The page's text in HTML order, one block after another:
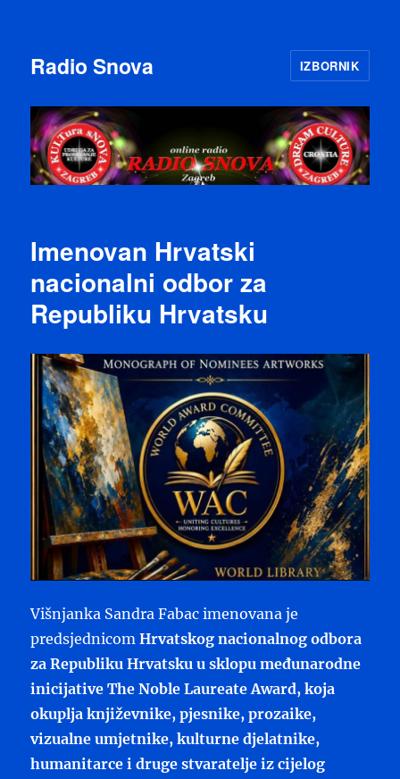
Radio Snova IZBORNIK
Imenovan Hrvatski
nacionalni odbor za
Republiku Hrvatsku
Višnjanka Sandra Fabac imenovana je
predsjednicomHrvatskog nacionalnog odbora
za Republiku Hrvatsku u sklopu međunarodne
inicijative The Noble Laureate Award, koja
okuplja književnike, pjesnike, prozaike,
vizualne umjetnike, kulturne djelatnike,
humanitarce i druge stvaratelje iz cijelog